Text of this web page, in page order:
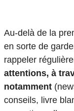
Au-delà de la
en sorte de
rappeler
attentions, à
notamment
conseils, livre